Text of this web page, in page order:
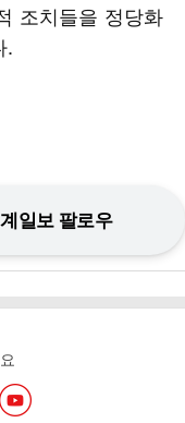
조치들을 정당화
.
일보 팔로우